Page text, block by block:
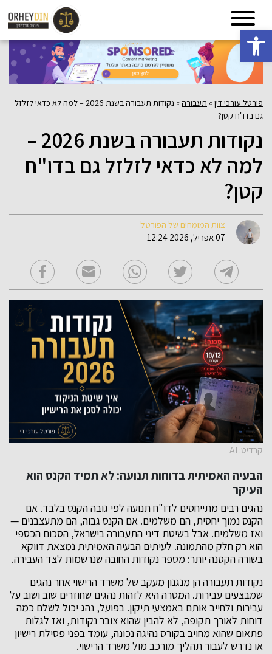
פתח סרגל נגישות
פורטל עורכי דין» תעבורה»
נקודות תעבורה בשנת 2026 – למה לא כדאי לזלזל
גם בדו"ח קטן?
נקודות תעבורה בשנת 2026 –
למה לא כדאי לזלזל גם בדו"ח
קטן?
צוות המומחים של הפורטל
07 אפריל, 2026 12:24
קרדיט: AI
הבעיה האמיתית בדוחות תנועה: לא תמיד הקנס הוא
העיקר
נהגים רבים מתייחסים לדו"ח תנועה לפי גובה הקנס בלבד. אם
הקנס נמוך יחסית, הם משלמים. אם הקנס גבוה, הם מתעצבנים —
ואז משלמים. אבל בשיטת דיני התעבורה בישראל, הסכום הכספי
הוא רק חלק מהתמונה. לעיתים הבעיה האמיתית נמצאת דווקא
בשורה הקטנה יותר: מספר נקודות החובה שנרשמות לצד העבירה.
נקודות תעבורה הן מנגנון מעקב של משרד הרישוי אחר נהגים
שמבצעים עבירות. המטרה היא לזהות נהגים שחוזרים שוב ושוב על
עבירות ולחייב אותם באמצעי תיקון. בפועל, נהג יכול לשלם כמה
דוחות לאורך תקופה, לא להבין שהוא צובר נקודות, ואז לגלות
פתאום שהוא מחויב בקורס נהיגה נכונה, עומד בפני פסילת רישיון
או נדרש לעבור תהליך מורכב מול משרד הרישוי.